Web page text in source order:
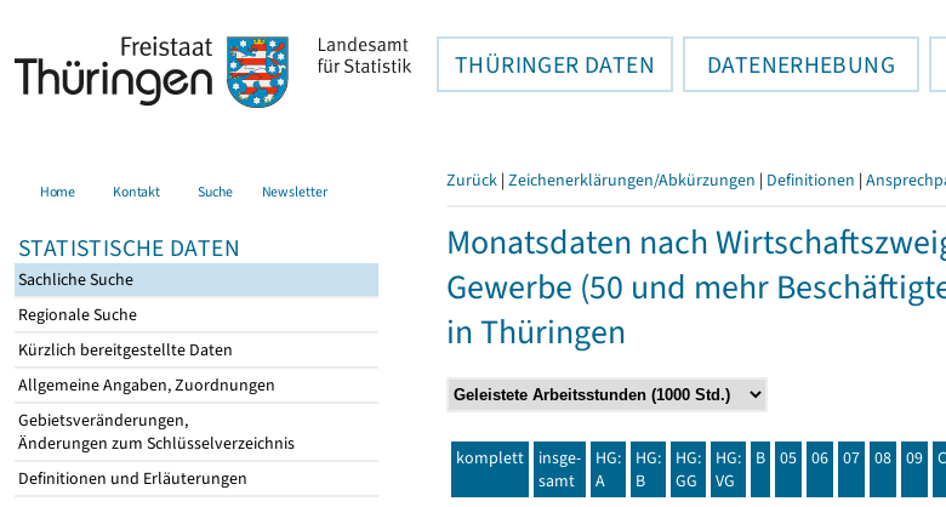
THÜRINGER DATEN DATENERHEBUNG
Home Kontakt Suche Newsletter
STATISTISCHE DATEN
Sachliche Suche
Regionale Suche
Kürzlich bereitgestellte Daten
Allgemeine Angaben, Zuordnungen
Gebietsveränderungen,
Änderungen zum Schlüsselverzeichnis
Definitionen und Erläuterungen
Zurück | Zeichenerklärungen/Abkürzungen | Definitionen |
Monatsdaten nach
Gewerbe (50 und mehr
in Thüringen
komplett
insge-
samt
HG:
A
HG:
B
HG:
GG
HG:
VG
B 05 06 07 08 09 C